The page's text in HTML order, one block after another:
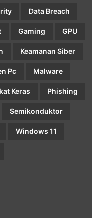
Data Breach
Gaming GPU
Keamanan Siber
Pc Malware
Keras Phishing
Semikonduktor
Windows 11